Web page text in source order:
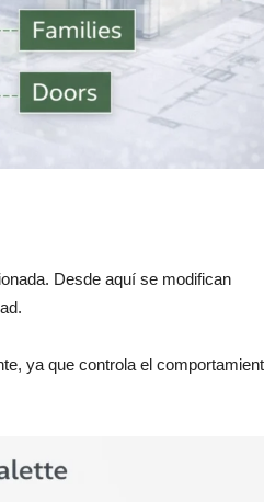
Desde aquí se modifican
ya que controla el